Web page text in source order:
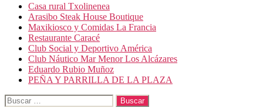
Casa rural Txolinenea
Arasibo Steak House Boutique
Maxikiosco y Comidas La Francia
Restaurante Caracé
Club Social y Deportivo América
Club Náutico Mar Menor Los Alcázares
Eduardo Rubio Muñoz
PEÑA Y PARRILLA DE LA PLAZA
Buscar: